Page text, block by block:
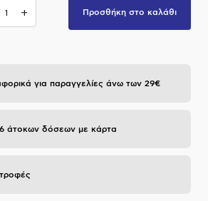
+ Προσθήκη στο καλάθι
για παραγγελίες άνω των 29€
άτοκων δόσεων με κάρτα